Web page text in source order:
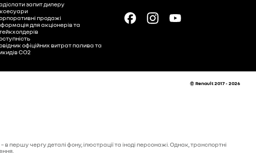
запит дилеру
продажі
для акціонерів та
офіційних витрат палива та
СО2
© Renault 2017 - 2026
чергу деталі фону, ілюстрації та іноді персонажі. Однак, транспортні